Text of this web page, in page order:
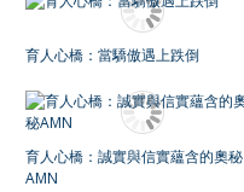
育人心橋：當驕傲遇上跌倒
育人心橋：誠實與信實蘊含的奧秘
AMN